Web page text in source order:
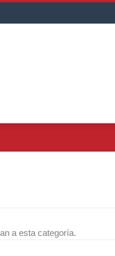
a esta categoría.